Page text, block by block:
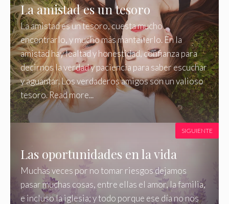
La amistad es un tesoro
La amistad es un tesoro, cuesta mucho
encontrarlo, y mucho más mantenerlo. En la
amistad hay lealtad y honestidad, confianza para
decirnos la verdad y paciencia para saber escuchar
y aguantar. Los verdaderos amigos son un valioso
tesoro. Read more...
Las oportunidades en la vida
Muchas veces por no tomar riesgos dejamos
pasar muchas cosas, entre ellas el amor, la familia,
e incluso la iglesia; y todo porque ese día no nos
SIGUIENTE